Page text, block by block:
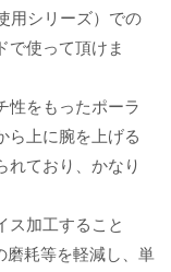
用シリーズ）での
で使って頂けま
性をもったポーラ
ら上に腕を上げる
れており、かなり
ス加工すること
磨耗等を軽減し、単